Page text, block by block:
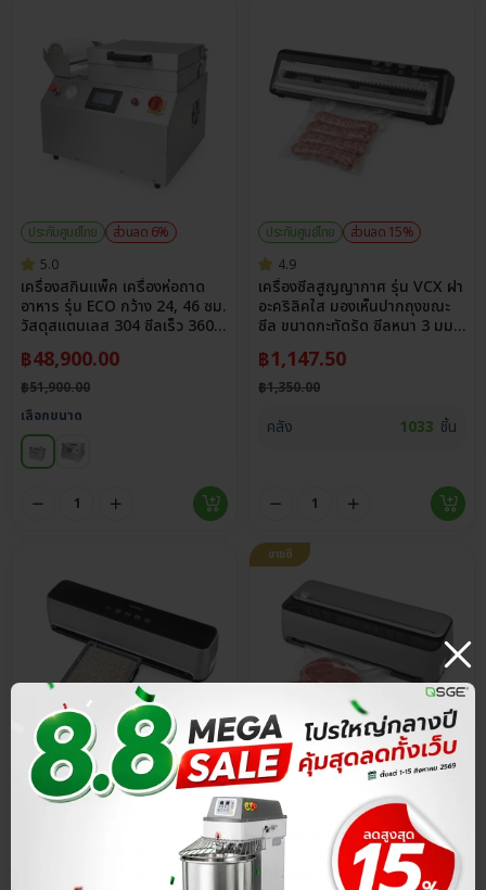
ประกันศูนย์ไทย
ส่วนลด 6%
5.0
เครื่องสกินแพ็ค เครื่องห่อถาด
อาหาร รุ่น ECO กว้าง 24, 46 ซม.
วัสดุสแตนเลส 304 ซีลเร็ว 360
฿48,900.00
฿51,900.00
เลือกขนาด
ประกันศูนย์ไทย
ส่วนลด 15%
4.9
เครื่องซีลสูญญากาศ รุ่น VCX ฝา
อะคริลิคใส มองเห็นปากถุงขณะ
ซีล ขนาดกะทัดรัด ซีลหนา 3 มม.
฿1,147.50
฿1,350.00
คลัง 1033 ชิ้น
ประกันศูนย์ไทย
เซ็ตสุดคุ้ม
ส่วนลด 20%
เครื่องซีลสูญญากาศ รุ่น VC
ZEN ระบบดูดสูญญากาศและซีล
ขายดี
ประกันศูนย์ไทย
ส่วนลด 20%
4.9
เครื่องซีลสูญญากาศ รุ่น VC77-
G2 มีช่องเก็บถุงแบบม้วน และคัต
เตอร์ตัดถุงในตัว ซีลหนา 5 มม.